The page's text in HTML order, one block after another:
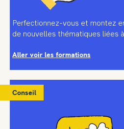
Perfectionnez-vous et montez
de nouvelles thématiques liées
Aller voir les formations
Conseil